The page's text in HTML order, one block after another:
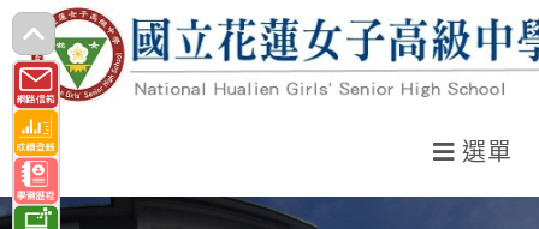
跳
轉
至
主
要
內
選單